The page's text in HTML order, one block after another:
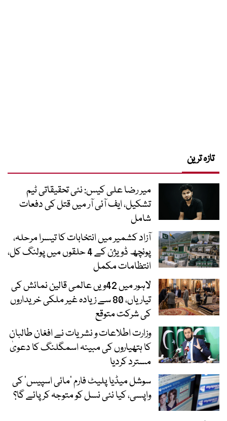
تازہ ترین
میر رضا علی کیس: نئی تحقیقاتی ٹیم
تشکیل، ایف آئی آر میں قتل کی دفعات
شامل
آزاد کشمیر میں انتخابات کا تیسرا مرحلہ،
پونچھ ڈویژن کے 4 حلقوں میں پولنگ کل،
انتظامات مکمل
لاہور میں 42ویں عالمی قالین نمائش کی
تیاریاں، 80 سے زیادہ غیر ملکی خریداروں
کی شرکت متوقع
وزارت اطلاعات و نشریات نے افغان طالبان
کا ہتھیاروں کی مبینہ اسمگلنگ کا دعویٰ
مسترد کردیا
سوشل میڈیا پلیٹ فارم ‘مائی اسپیس’ کی
واپسی، کیا نئی نسل کو متوجہ کر پائے گا؟